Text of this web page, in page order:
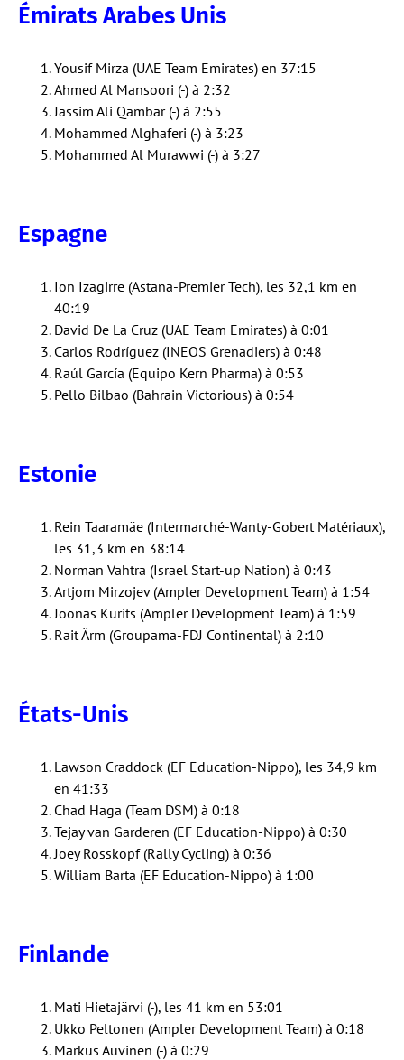
Émirats Arabes Unis
Yousif Mirza (UAE Team Emirates) en 37:15
Ahmed Al Mansoori (-) à 2:32
Jassim Ali Qambar (-) à 2:55
Mohammed Alghaferi (-) à 3:23
Mohammed Al Murawwi (-) à 3:27
Espagne
Ion Izagirre (Astana-Premier Tech), les 32,1 km en
40:19
David De La Cruz (UAE Team Emirates) à 0:01
Carlos Rodríguez (INEOS Grenadiers) à 0:48
Raúl García (Equipo Kern Pharma) à 0:53
Pello Bilbao (Bahrain Victorious) à 0:54
Estonie
Rein Taaramäe (Intermarché-Wanty-Gobert Matériaux),
les 31,3 km en 38:14
Norman Vahtra (Israel Start-up Nation) à 0:43
Artjom Mirzojev (Ampler Development Team) à 1:54
Joonas Kurits (Ampler Development Team) à 1:59
Rait Ärm (Groupama-FDJ Continental) à 2:10
États-Unis
Lawson Craddock (EF Education-Nippo), les 34,9 km
en 41:33
Chad Haga (Team DSM) à 0:18
Tejay van Garderen (EF Education-Nippo) à 0:30
Joey Rosskopf (Rally Cycling) à 0:36
William Barta (EF Education-Nippo) à 1:00
Finlande
Mati Hietajärvi (-), les 41 km en 53:01
Ukko Peltonen (Ampler Development Team) à 0:18
Markus Auvinen (-) à 0:29